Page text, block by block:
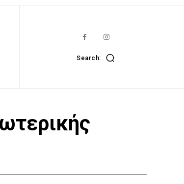
Search: